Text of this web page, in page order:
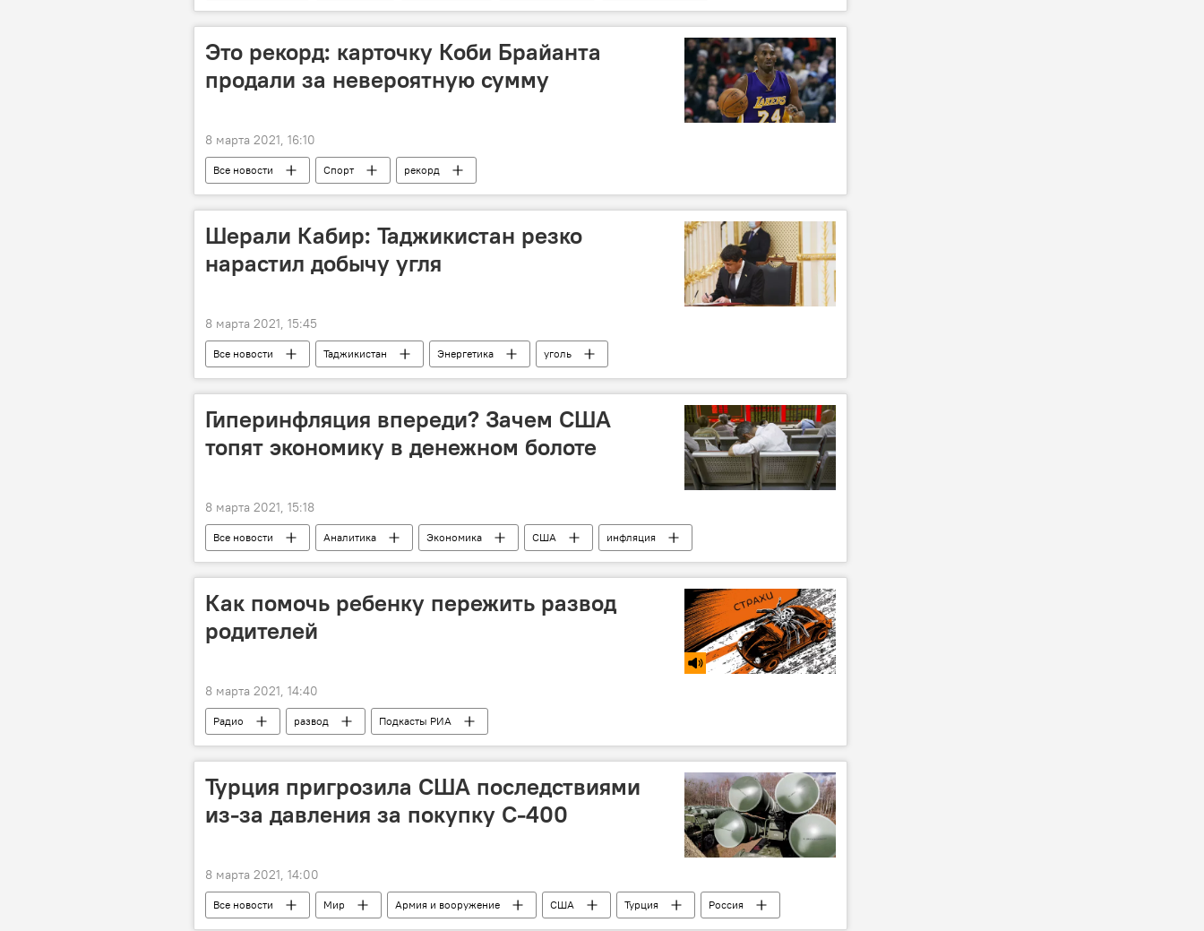
Владимир Путин
Это рекорд: карточку Коби Брайанта
продали за невероятную сумму
8 марта 2021, 16:10
Все новости Спорт рекорд
Шерали Кабир: Таджикистан резко
нарастил добычу угля
8 марта 2021, 15:45
Все новости Таджикистан Энергетика уголь
Гиперинфляция впереди? Зачем США
топят экономику в денежном болоте
8 марта 2021, 15:18
Все новости Аналитика Экономика США инфляция
Как помочь ребенку пережить развод
родителей
8 марта 2021, 14:40
Радио развод Подкасты РИА
Турция пригрозила США последствиями
из-за давления за покупку С-400
8 марта 2021, 14:00
Все новости Мир Армия и вооружение США Турция Россия